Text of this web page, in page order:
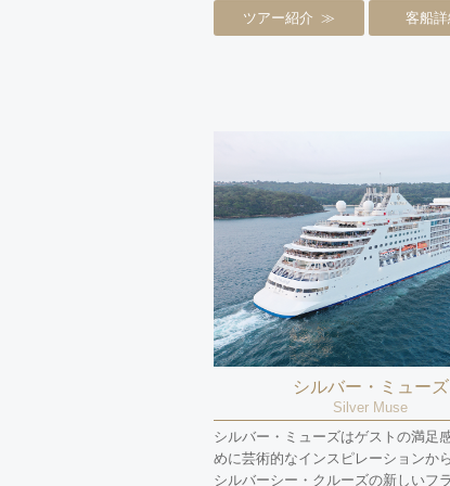
ツアー紹介 客船詳
シルバー・ミューズ
Silver Muse
シルバー・ミューズはゲストの満足
めに芸術的なインスピレーションか
シルバーシー・クルーズの新しいフ